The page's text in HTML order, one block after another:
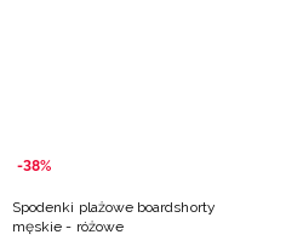
-38%
Spodenki plażowe boardshorty
męskie - różowe